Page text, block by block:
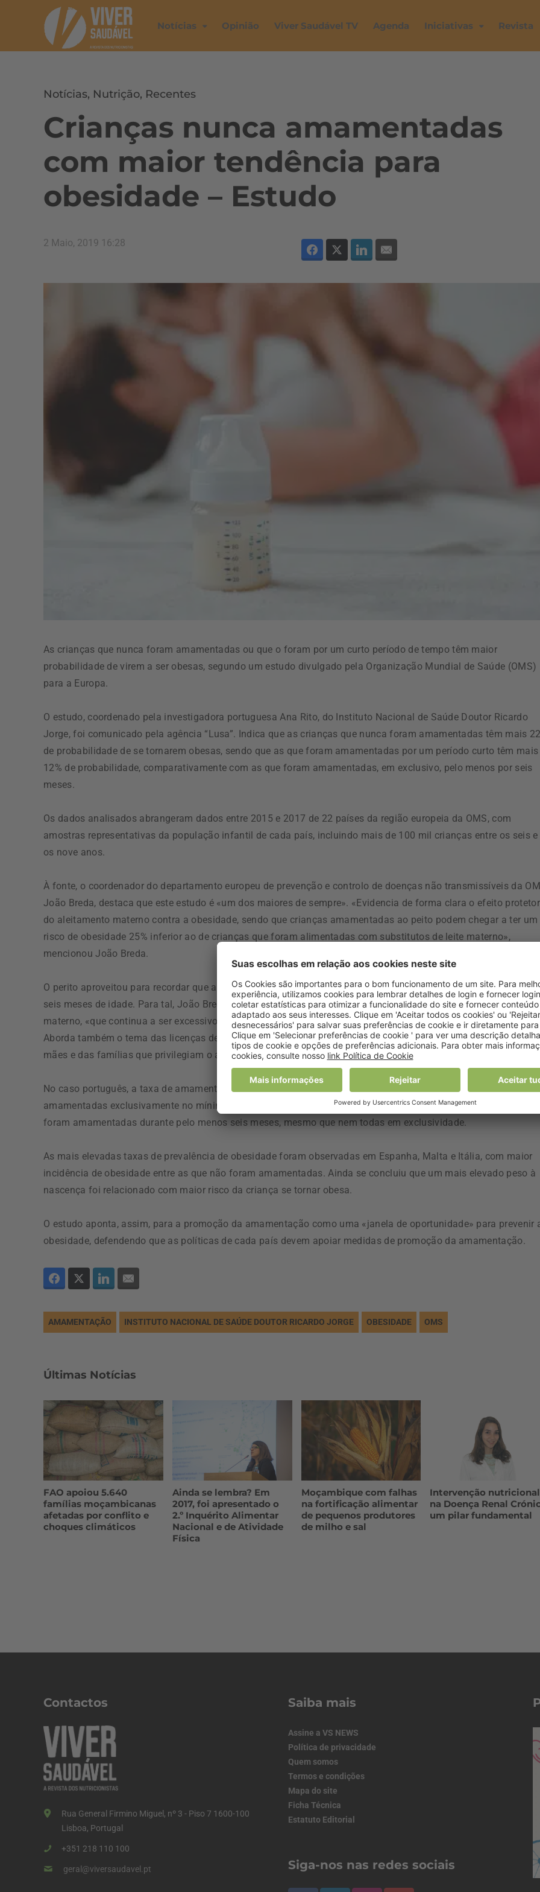
Notícias Opinião Viver Saudável TV Agenda Iniciativas Revista
Notícias, Nutrição, Recentes
Crianças nunca amamentadas
com maior tendência para
obesidade – Estudo
2 Maio, 2019 16:28
As crianças que nunca foram amamentadas ou que o foram por um curto período de tempo têm maior
probabilidade de virem a ser obesas, segundo um estudo divulgado pela Organização Mundial de Saúde (OMS)
para a Europa.
O estudo, coordenado pela investigadora portuguesa Ana Rito, do Instituto Nacional de Saúde Doutor Ricardo
Jorge, foi comunicado pela agência “Lusa”. Indica que as crianças que nunca foram amamentadas têm mais
de probabilidade de se tornarem obesas, sendo que as que foram amamentadas por um período curto têm mais
12% de probabilidade, comparativamente com as que foram amamentadas, em exclusivo, pelo menos por seis
meses.
Os dados analisados abrangeram dados entre 2015 e 2017 de 22 países da região europeia da OMS, com
amostras representativas da população infantil de cada país, incluindo mais de 100 mil crianças entre os seis e
os nove anos.
À fonte, o coordenador do departamento europeu de prevenção e controlo de doenças não transmissíveis da
João Breda, destaca que este estudo é «um dos maiores de sempre». «Evidencia de forma clara o efeito protetor
do aleitamento materno contra a obesidade, sendo que crianças amamentadas ao peito podem chegar a ter um
risco de obesidade 25% inferior ao de crianças que foram alimentadas com substitutos de leite materno»,
mencionou João Breda.
O perito aproveitou para recordar que a OMS recomenda o aleitamento materno exclusivo até pelo menos, aos
seis meses de idade. Para tal, João Breda avança que é essencial controlar o “marketing” de substitutos de leite
materno, «que continua a ser excessivo», bem como que os hospitais e centros de saúde fomentem o
Aborda também o tema das licenças de maternidade e paternidade, que devem ter em conta as necessidades
mães e das famílias que privilegiam o aleitamento materno.
No caso português, a taxa de amamentação é superior a 85%, mas apenas 21% das crianças foram
amamentadas exclusivamente no mínimo seis meses. Ainda assim, mais de metade das crianças analisadas
foram amamentadas durante pelo menos seis meses, mesmo que nem todas em exclusividade.
As mais elevadas taxas de prevalência de obesidade foram observadas em Espanha, Malta e Itália, com maior
incidência de obesidade entre as que não foram amamentadas. Ainda se concluiu que um mais elevado peso à
nascença foi relacionado com maior risco da criança se tornar obesa.
O estudo aponta, assim, para a promoção da amamentação como uma «janela de oportunidade» para prevenir
obesidade, defendendo que as políticas de cada país devem apoiar medidas de promoção da amamentação.
AMAMENTAÇÃO INSTITUTO NACIONAL DE SAÚDE DOUTOR RICARDO JORGE OBESIDADE OMS
Últimas Notícias
FAO apoiou 5.640
famílias moçambicanas
afetadas por conflito e
choques climáticos
Ainda se lembra? Em
2017, foi apresentado o
2.º Inquérito Alimentar
Nacional e de Atividade
Física
Moçambique com falhas
na fortificação alimentar
de pequenos produtores
de milho e sal
Intervenção nutricional
na Doença Renal
um pilar fundamental
Contactos
Rua General Firmino Miguel, nº 3 - Piso 7 1600-100
Lisboa, Portugal
+351 218 110 100
geral@viversaudavel.pt
Saiba mais
Assine a VS NEWS
Política de privacidade
Quem somos
Termos e condições
Mapa do site
Ficha Técnica
Estatuto Editorial
Siga-nos nas redes sociais